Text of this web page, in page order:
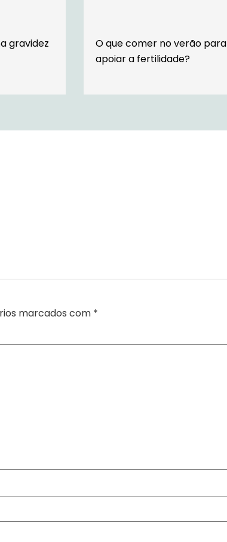
gravidez
O que comer no verão para
apoiar a fertilidade?
marcados com *